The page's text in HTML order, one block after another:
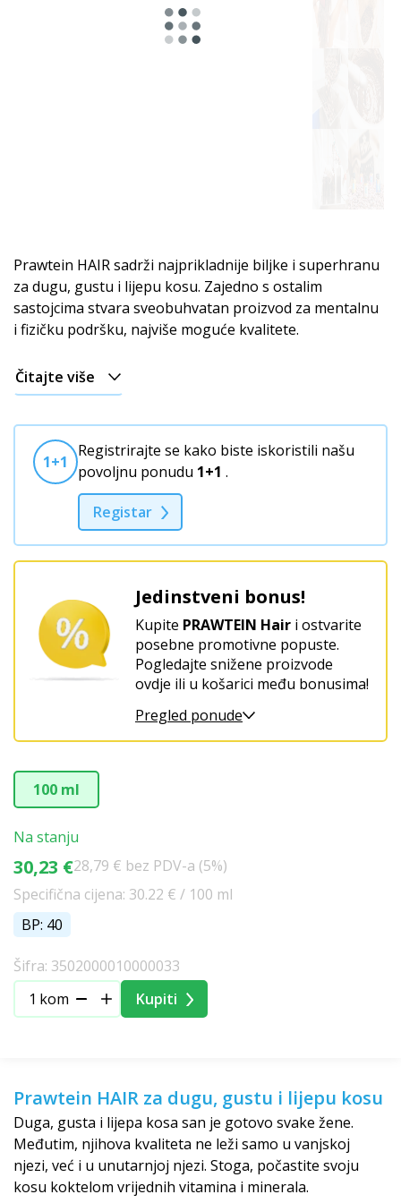
Za
opuštanje
i
večernji
Za
harmoniju
i
blagostanje
Prawtein HAIR sadrži najprikladnije biljke i superhranu
za dugu, gustu i lijepu kosu. Zajedno s ostalim
sastojcima stvara sveobuhvatan proizvod za mentalnu
i fizičku podršku, najviše moguće kvalitete.
Čitajte više
1+1
Registrirajte se kako biste iskoristili našu
povoljnu ponudu 1+1 .
Registar
Jedinstveni bonus!
Kupite PRAWTEIN Hair i ostvarite
posebne promotivne popuste.
Pogledajte snižene proizvode
ovdje ili u košarici među bonusima!
Pregled ponude
100 ml
Na stanju
30,23 €28,79 € bez PDV-a (5%)
Specifična cijena: 30.22 € / 100 ml
BP: 40
Šifra: 3502000010000033
kom
Kupiti
Prawtein HAIR za dugu, gustu i lijepu kosu
Duga, gusta i lijepa kosa san je gotovo svake žene.
Međutim, njihova kvaliteta ne leži samo u vanjskoj
njezi, već i u unutarnjoj njezi. Stoga, počastite svoju
kosu koktelom vrijednih vitamina i minerala.